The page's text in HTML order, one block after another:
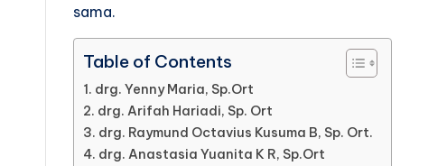
sama.
Table of Contents
1. drg. Yenny Maria, Sp.Ort
2. drg. Arifah Hariadi, Sp. Ort
3. drg. Raymund Octavius Kusuma B, Sp. Ort.
4. drg. Anastasia Yuanita K R, Sp.Ort